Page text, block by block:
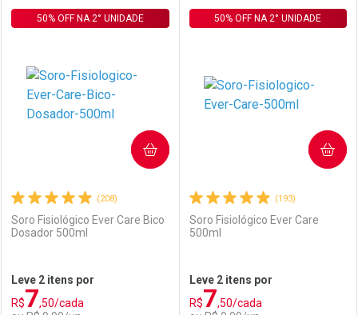
Prateleira
(208)
Soro Fisiológico Ever Care Bico
Dosador 500ml
50% OFF NA 2° UNIDADE
Leve 2 itens por
R$7,50/cada
COMPRAR
(193)
Soro Fisiológico Ever Care
500ml
50% OFF NA 2° UNIDADE
Leve 2 itens por
R$7,50/cada
COMPRAR